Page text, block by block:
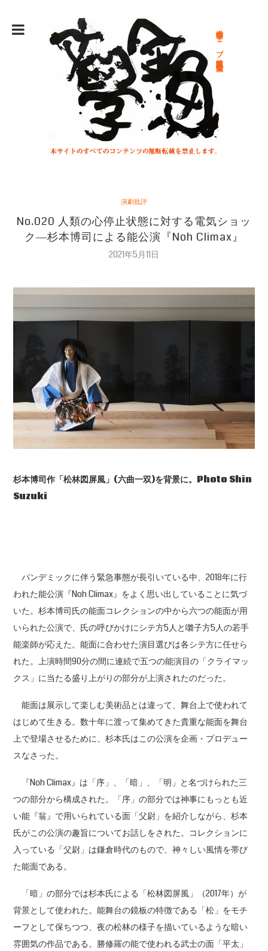
総合文学ウェブ情報誌 文学金魚
演劇批評
No.020 人類の心停止状態に対する電気ショッ
ク―杉本博司による能公演『Noh Climax』
2021年5月11日
杉本博司作「松林図屏風」(六曲一双)を背景に。Photo Shin
Suzuki
パンデミックに伴う緊急事態が長引いている中、2018年に行
われた能公演『Noh Climax』をよく思い出していることに気づ
いた。杉本博司氏の能面コレクションの中から六つの能面が用
いられた公演で、氏の呼びかけにシテ方5人と囃子方5人の若手
能楽師が応えた。能面に合わせた演目選びは各シテ方に任せら
れた。上演時間90分の間に連続で五つの能演目の「クライマッ
クス」に当たる盛り上がりの部分が上演されたのだった。
能面は展示して楽しむ美術品とは違って、舞台上で使われて
はじめて生きる。数十年に渡って集めてきた貴重な能面を舞台
上で登場させるために、杉本氏はこの公演を企画・プロデュー
スなさった。
『Noh Climax』は「序」、「暗」、「明」と名づけられた三
つの部分から構成された。「序」の部分では神事にもっとも近
い能『翁』で用いられている面「父尉」を紹介しながら、杉本
氏がこの公演の趣旨についてお話しをされた。コレクションに
入っている「父尉」は鎌倉時代のもので、神々しい風情を帯び
た能面である。
「暗」の部分では杉本氏による「松林図屏風」（2017年）が
背景として使われた。能舞台の鏡板の特徴である「松」をモチ
ーフとして保ちつつ、夜の松林の様子を描いているような暗い
雰囲気の作品である。勝修羅の能で使われる武士の面「平太」